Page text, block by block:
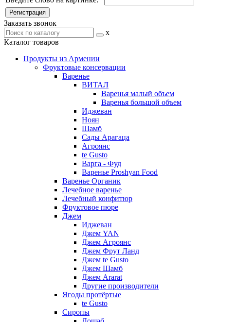
Заказать звонок
x
Каталог товаров
Продукты из Армении
Фруктовые консервации
Варенье
ВИТАЛ
Варенья малый объем
Варенья большой объем
Иджеван
Ноян
Шамб
Сады Арагаца
Агроянс
te Gusto
Варга - Фуд
Варенье Proshyan Food
Варенье Органик
Лечебное варенье
Лечебный конфитюр
Фруктовое пюре
Джем
Иджеван
Джем YAN
Джем Агроянс
Джем Фрут Ланд
Джем te Gusto
Джем Шамб
Джем Ararat
Другие производители
Ягоды протёртые
te Gusto
Сиропы